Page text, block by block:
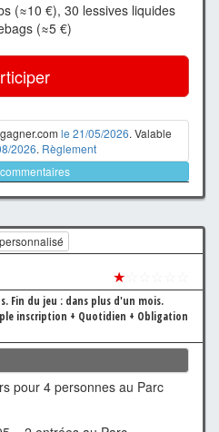
(≈10 €), 30 lessives liquides
(≈5 €)
le 21/05/2026. Valable
2026. Règlement
★
Fin du jeu : dans plus d'un mois.
inscription + Quotidien + Obligation
pour 4 personnes au Parc